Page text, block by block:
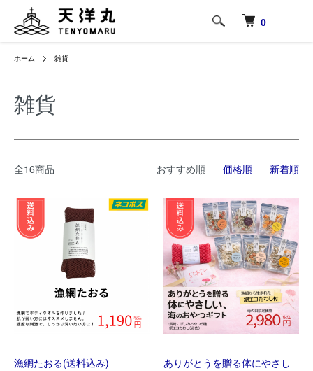
0
ホーム 雑貨
雑貨
全16商品 おすすめ順 価格順 新着順
漁網たおる(送料込み)
ありがとうを贈る体にやさし